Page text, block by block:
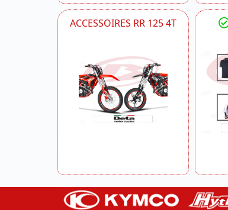
ACCESSOIRES RR 125 4T